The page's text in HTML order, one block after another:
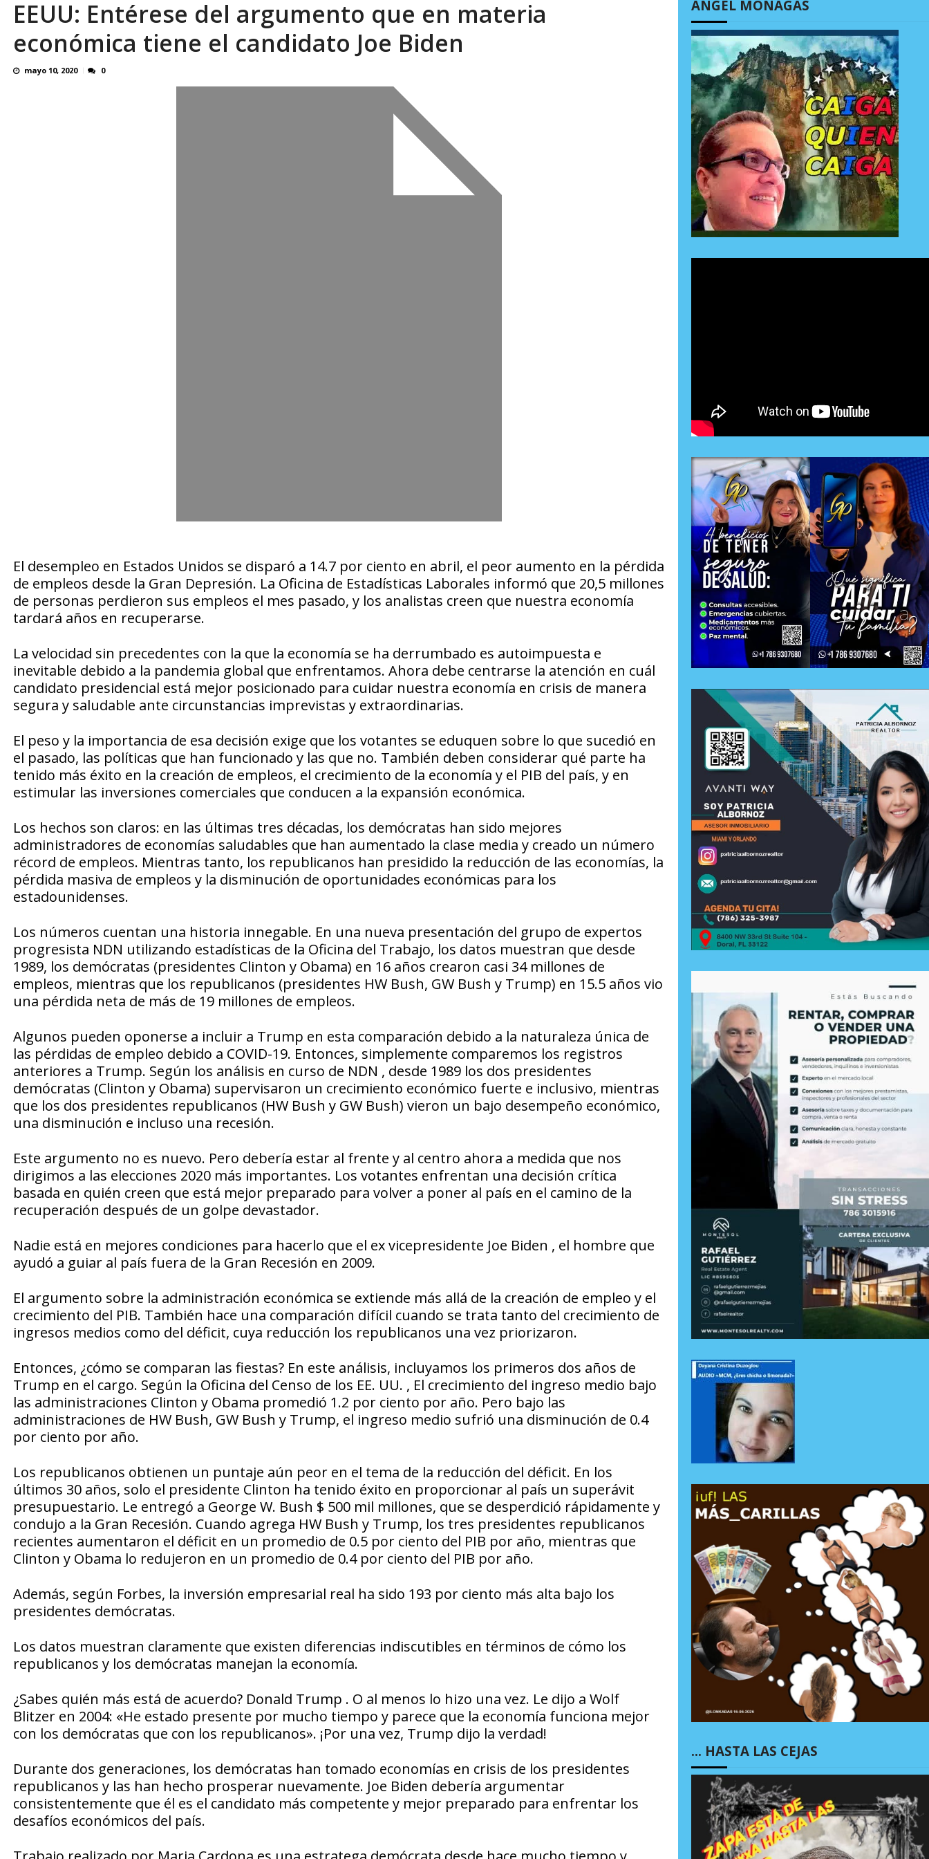
El último que apague la luz: 17 años de excusas, apagones y promesas incumplidas... AGOSTO 6, 2026
EEUU: Entérese del argumento que en materia
económica tiene el candidato Joe Biden
mayo 10, 2020 0
El desempleo en Estados Unidos se disparó a 14.7 por ciento en abril, el peor aumento en la pérdida
de empleos desde la Gran Depresión. La Oficina de Estadísticas Laborales informó que 20,5 millones
de personas perdieron sus empleos el mes pasado, y los analistas creen que nuestra economía
tardará años en recuperarse.
La velocidad sin precedentes con la que la economía se ha derrumbado es autoimpuesta e
inevitable debido a la pandemia global que enfrentamos. Ahora debe centrarse la atención en cuál
candidato presidencial está mejor posicionado para cuidar nuestra economía en crisis de manera
segura y saludable ante circunstancias imprevistas y extraordinarias.
El peso y la importancia de esa decisión exige que los votantes se eduquen sobre lo que sucedió en
el pasado, las políticas que han funcionado y las que no. También deben considerar qué parte ha
tenido más éxito en la creación de empleos, el crecimiento de la economía y el PIB del país, y en
estimular las inversiones comerciales que conducen a la expansión económica.
Los hechos son claros: en las últimas tres décadas, los demócratas han sido mejores
administradores de economías saludables que han aumentado la clase media y creado un número
récord de empleos. Mientras tanto, los republicanos han presidido la reducción de las economías, la
pérdida masiva de empleos y la disminución de oportunidades económicas para los
estadounidenses.
Los números cuentan una historia innegable. En una nueva presentación del grupo de expertos
progresista NDN utilizando estadísticas de la Oficina del Trabajo, los datos muestran que desde
1989, los demócratas (presidentes Clinton y Obama) en 16 años crearon casi 34 millones de
empleos, mientras que los republicanos (presidentes HW Bush, GW Bush y Trump) en 15.5 años vio
una pérdida neta de más de 19 millones de empleos.
Algunos pueden oponerse a incluir a Trump en esta comparación debido a la naturaleza única de
las pérdidas de empleo debido a COVID-19. Entonces, simplemente comparemos los registros
anteriores a Trump. Según los análisis en curso de NDN , desde 1989 los dos presidentes
demócratas (Clinton y Obama) supervisaron un crecimiento económico fuerte e inclusivo, mientras
que los dos presidentes republicanos (HW Bush y GW Bush) vieron un bajo desempeño económico,
una disminución e incluso una recesión.
Este argumento no es nuevo. Pero debería estar al frente y al centro ahora a medida que nos
dirigimos a las elecciones 2020 más importantes. Los votantes enfrentan una decisión crítica
basada en quién creen que está mejor preparado para volver a poner al país en el camino de la
recuperación después de un golpe devastador.
Nadie está en mejores condiciones para hacerlo que el ex vicepresidente Joe Biden , el hombre que
ayudó a guiar al país fuera de la Gran Recesión en 2009.
El argumento sobre la administración económica se extiende más allá de la creación de empleo y el
crecimiento del PIB. También hace una comparación difícil cuando se trata tanto del crecimiento de
ingresos medios como del déficit, cuya reducción los republicanos una vez priorizaron.
Entonces, ¿cómo se comparan las fiestas? En este análisis, incluyamos los primeros dos años de
Trump en el cargo. Según la Oficina del Censo de los EE. UU. , El crecimiento del ingreso medio bajo
las administraciones Clinton y Obama promedió 1.2 por ciento por año. Pero bajo las
administraciones de HW Bush, GW Bush y Trump, el ingreso medio sufrió una disminución de 0.4
por ciento por año.
Los republicanos obtienen un puntaje aún peor en el tema de la reducción del déficit. En los
últimos 30 años, solo el presidente Clinton ha tenido éxito en proporcionar al país un superávit
presupuestario. Le entregó a George W. Bush $ 500 mil millones, que se desperdició rápidamente y
condujo a la Gran Recesión. Cuando agrega HW Bush y Trump, los tres presidentes republicanos
recientes aumentaron el déficit en un promedio de 0.5 por ciento del PIB por año, mientras que
Clinton y Obama lo redujeron en un promedio de 0.4 por ciento del PIB por año.
Además, según Forbes, la inversión empresarial real ha sido 193 por ciento más alta bajo los
presidentes demócratas.
Los datos muestran claramente que existen diferencias indiscutibles en términos de cómo los
republicanos y los demócratas manejan la economía.
¿Sabes quién más está de acuerdo? Donald Trump . O al menos lo hizo una vez. Le dijo a Wolf
Blitzer en 2004: «He estado presente por mucho tiempo y parece que la economía funciona mejor
con los demócratas que con los republicanos». ¡Por una vez, Trump dijo la verdad!
Durante dos generaciones, los demócratas han tomado economías en crisis de los presidentes
republicanos y las han hecho prosperar nuevamente. Joe Biden debería argumentar
consistentemente que él es el candidato más competente y mejor preparado para enfrentar los
desafíos económicos del país.
ÁNGEL MONAGAS
… HASTA LAS CEJAS